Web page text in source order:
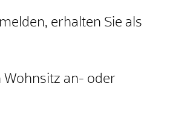
erhalten Sie als
Wohnsitz an- oder